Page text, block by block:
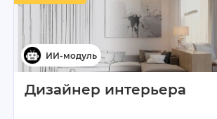
Дизайнер интерьера